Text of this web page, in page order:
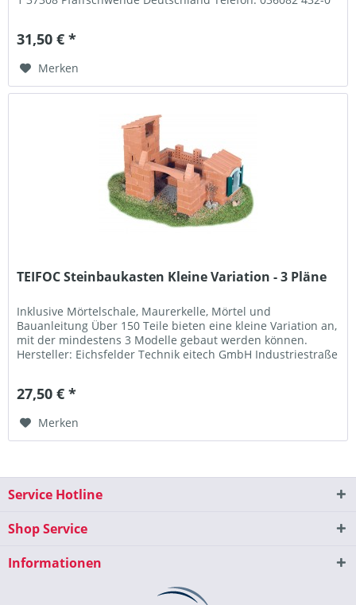
31,50 € *
Merken
TEIFOC Steinbaukasten Kleine Variation - 3 Pläne
Inklusive Mörtelschale, Maurerkelle, Mörtel und
Bauanleitung Über 150 Teile bieten eine kleine Variation an,
mit der mindestens 3 Modelle gebaut werden können.
Hersteller: Eichsfelder Technik eitech GmbH Industriestraße
27,50 € *
Merken
Service Hotline
Shop Service
Informationen